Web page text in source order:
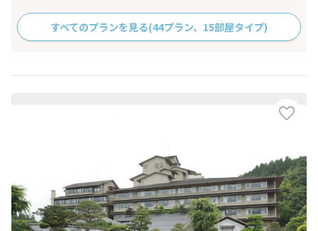
すべてのプランを見る(44プラン、15部屋タイプ)